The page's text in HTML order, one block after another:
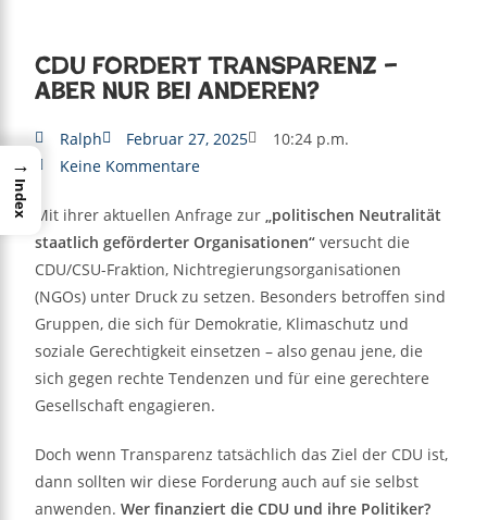
CDU fordert Transparenz –
aber nur bei anderen?
Ralph Februar 27, 2025
10:24 p.m.
Keine Kommentare
Mit ihrer aktuellen Anfrage zur„politischen Neutralität
staatlich geförderter Organisationen“ versucht die
CDU/CSU-Fraktion, Nichtregierungsorganisationen
(NGOs) unter Druck zu setzen. Besonders betroffen sind
Gruppen, die sich für Demokratie, Klimaschutz und
soziale Gerechtigkeit einsetzen – also genau jene, die
sich gegen rechte Tendenzen und für eine gerechtere
Gesellschaft engagieren.
Doch wenn Transparenz tatsächlich das Ziel der CDU ist,
dann sollten wir diese Forderung auch auf sie selbst
anwenden.Wer finanziert die CDU und ihre Politiker?
→
Index